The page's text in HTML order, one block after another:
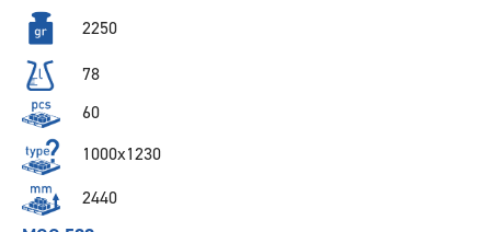
2250
78
60
1000x1230
2440